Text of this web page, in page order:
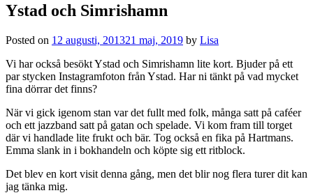
Ystad och Simrishamn
Posted on 12 augusti, 201321 maj, 2019 by Lisa
Vi har också besökt Ystad och Simrishamn lite kort. Bjuder på ett
par stycken Instagramfoton från Ystad. Har ni tänkt på vad mycket
fina dörrar det finns?
När vi gick igenom stan var det fullt med folk, många satt på caféer
och ett jazzband satt på gatan och spelade. Vi kom fram till torget
där vi handlade lite frukt och bär. Tog också en fika på Hartmans.
Emma slank in i bokhandeln och köpte sig ett ritblock.
Det blev en kort visit denna gång, men det blir nog flera turer dit kan
jag tänka mig.